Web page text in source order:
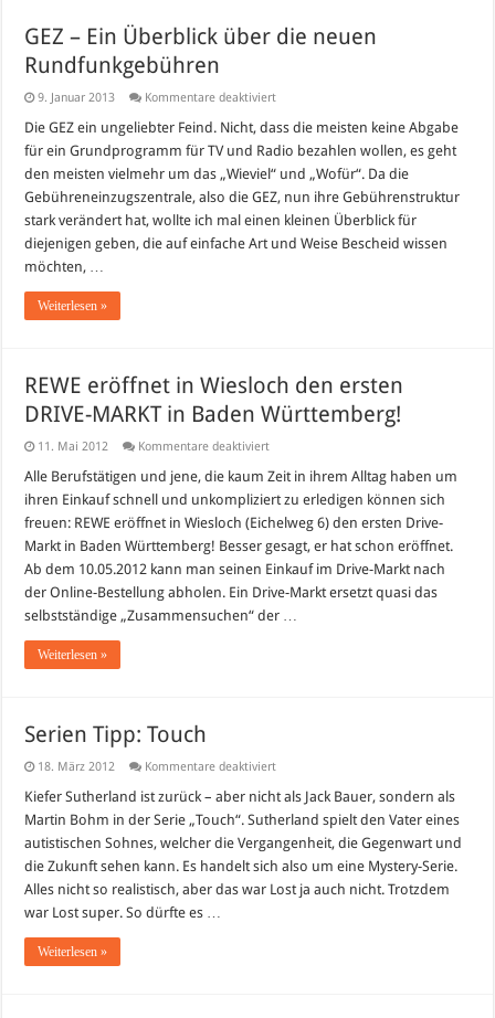
GEZ – Ein Überblick über die neuen
Rundfunkgebühren
9. Januar 2013 Kommentare deaktiviertfür
–
Überblick
über
die
neuen
Rundfunkgebühren
Die GEZ ein ungeliebter Feind. Nicht, dass die meisten keine Abgabe
für ein Grundprogramm für TV und Radio bezahlen wollen, es geht
den meisten vielmehr um das „Wieviel“ und „Wofür“. Da die
Gebühreneinzugszentrale, also die GEZ, nun ihre Gebührenstruktur
stark verändert hat, wollte ich mal einen kleinen Überblick für
diejenigen geben, die auf einfache Art und Weise Bescheid wissen
möchten, …
Weiterlesen »
REWE eröffnet in Wiesloch den ersten
DRIVE-MARKT in Baden Württemberg!
11. Mai 2012 Kommentare deaktiviertfür
eröffnet
Wiesloch
den
ersten
DRIVE-
MARKT
in
Baden
Alle Berufstätigen und jene, die kaum Zeit in ihrem Alltag haben um
ihren Einkauf schnell und unkompliziert zu erledigen können sich
freuen: REWE eröffnet in Wiesloch (Eichelweg 6) den ersten Drive-
Markt in Baden Württemberg! Besser gesagt, er hat schon eröffnet.
Ab dem 10.05.2012 kann man seinen Einkauf im Drive-Markt nach
der Online-Bestellung abholen. Ein Drive-Markt ersetzt quasi das
selbstständige „Zusammensuchen“ der …
Weiterlesen »
Serien Tipp: Touch
18. März 2012 Kommentare deaktiviertfür
Tipp:
Touch
Kiefer Sutherland ist zurück – aber nicht als Jack Bauer, sondern als
Martin Bohm in der Serie „Touch“. Sutherland spielt den Vater eines
autistischen Sohnes, welcher die Vergangenheit, die Gegenwart und
die Zukunft sehen kann. Es handelt sich also um eine Mystery-Serie.
Alles nicht so realistisch, aber das war Lost ja auch nicht. Trotzdem
war Lost super. So dürfte es …
Weiterlesen »